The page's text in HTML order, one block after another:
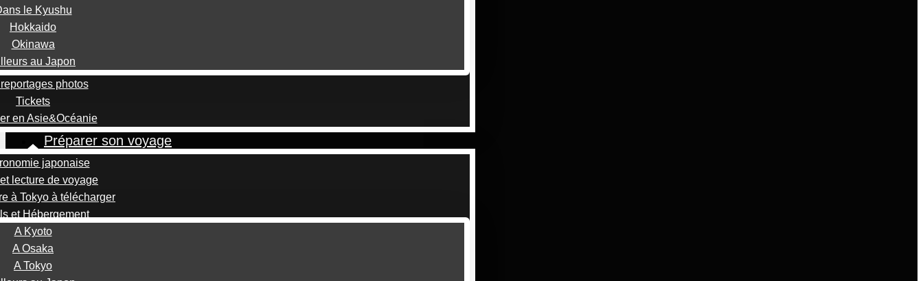
le Kyushu
Hokkaido
Okinawa
au Japon
photos
Tickets
en Asie&Océanie
Préparer son voyage
japonaise
lecture de voyage
à Tokyo à télécharger
et Hébergement
A Kyoto
A Osaka
A Tokyo